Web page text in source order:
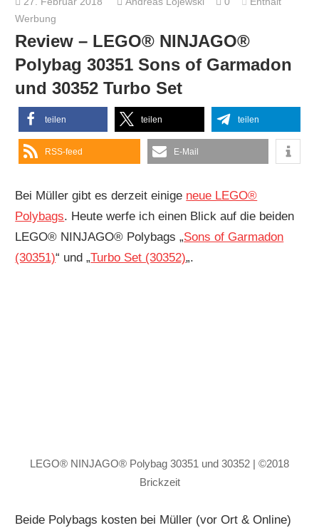
Werbung
Review – LEGO® NINJAGO®
Polybag 30351 Sons of Garmadon
und 30352 Turbo Set
teilen teilen teilen
RSS-feed E-Mail
Bei Müller gibt es derzeit einige neue LEGO®
Polybags. Heute werfe ich einen Blick auf die beiden
LEGO® NINJAGO® Polybags „Sons of Garmadon
(30351)“ und „Turbo Set (30352)„.
LEGO® NINJAGO® Polybag 30351 und 30352 | ©2018
Brickzeit
Beide Polybags kosten bei Müller (vor Ort & Online)